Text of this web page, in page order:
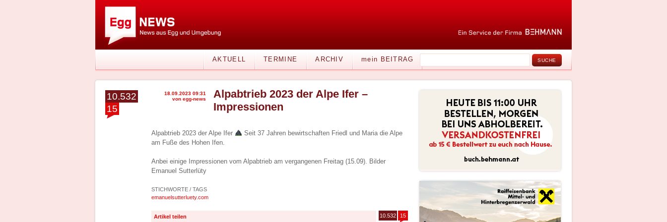
AKTUELL TERMINE ARCHIV mein BEITRAG
10.532
15
18.09.2023 09:31
von egg-news
Alpabtrieb 2023 der Alpe Ifer –
Impressionen
Alpabtrieb 2023 der Alpe Ifer
Seit 37 Jahren bewirtschaften Friedl und Maria die Alpe
am Fuße des Hohen Ifen.
Anbei einige Impressionen vom Alpabtrieb am vergangenen Freitag (15.09). Bilder
Emanuel Sutterlüty
STICHWORTE / TAGS
emanuelsutterluety.com
Artikel teilen 10.532 15